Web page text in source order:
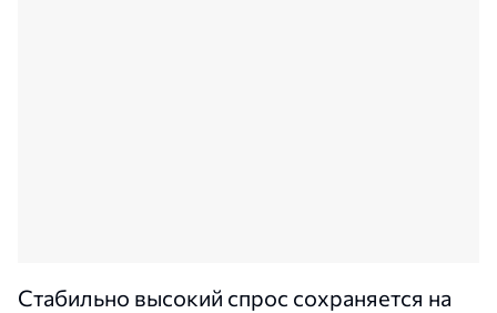
Стабильно высокий спрос сохраняется на